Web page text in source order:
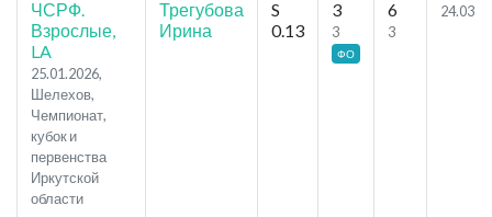
ЧСРФ.
Взрослые,
LA
25.01.2026,
Шелехов,
Чемпионат,
кубок и
первенства
Иркутской
области
Трегубова
Ирина
S
0.13
3
3
ФО
6
3
24.03